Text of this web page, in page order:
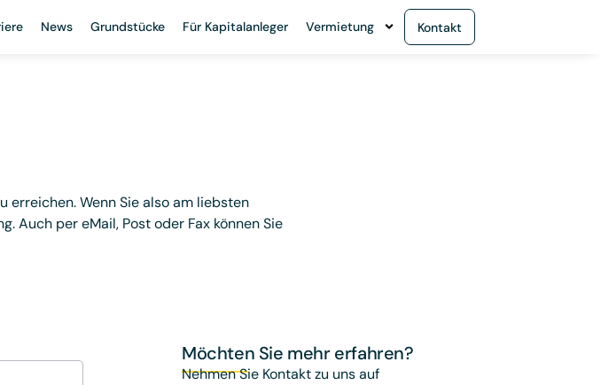
News Grundstücke Für Kapitalanleger Vermietung Kontakt
erreichen. Wenn Sie also am liebsten
Auch per eMail, Post oder Fax können Sie
Möchten Sie mehr erfahren?
Nehmen Sie Kontakt zu uns auf